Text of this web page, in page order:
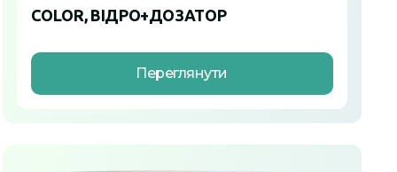
COLOR, ВІДРО+ДОЗАТОР
Переглянути